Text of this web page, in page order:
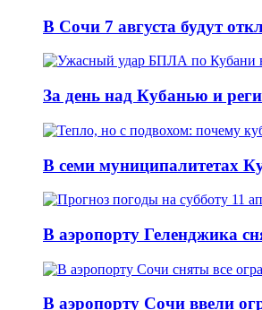
В Сочи 7 августа будут
За день над Кубанью и
В семи муниципалитетах
В аэропорту Геленджика
В аэропорту Сочи ввели